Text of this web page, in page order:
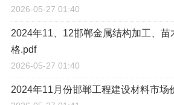
2026-05-27 01:40
2024年11、12邯郸金属结构加工、苗
格.pdf
2026-05-27 01:40
2024年11月份邯郸工程建设材料市场